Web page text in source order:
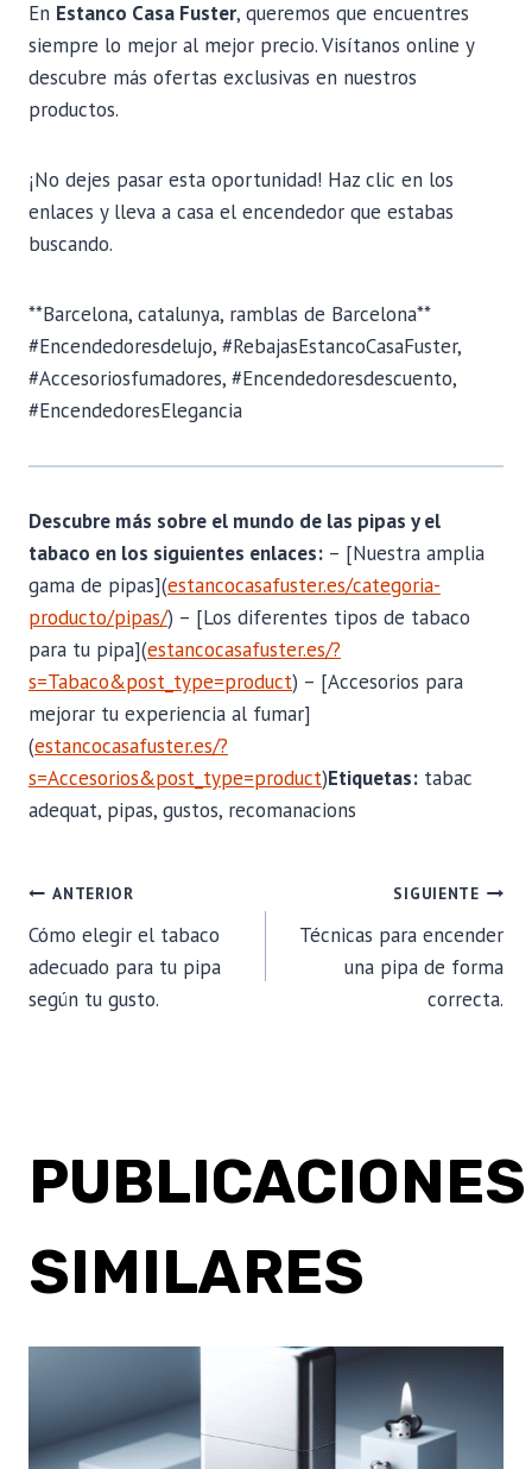
En Estanco Casa Fuster, queremos que encuentres
siempre lo mejor al mejor precio. Visítanos online y
descubre más ofertas exclusivas en nuestros
productos.
¡No dejes pasar esta oportunidad! Haz clic en los
enlaces y lleva a casa el encendedor que estabas
buscando.
**Barcelona, catalunya, ramblas de Barcelona**
#Encendedoresdelujo, #RebajasEstancoCasaFuster,
#Accesoriosfumadores, #Encendedoresdescuento,
#EncendedoresElegancia
Descubre más sobre el mundo de las pipas y el
tabaco en los siguientes enlaces: – [Nuestra amplia
gama de pipas](estancocasafuster.es/categoria-
producto/pipas/) – [Los diferentes tipos de tabaco
para tu pipa](estancocasafuster.es/?
s=Tabaco&post_type=product) – [Accesorios para
mejorar tu experiencia al fumar]
(estancocasafuster.es/?
s=Accesorios&post_type=product)Etiquetas: tabac
adequat, pipas, gustos, recomanacions
NAVEGACIÓN
DE
ENTRADAS
ANTERIOR
Cómo elegir el tabaco
adecuado para tu pipa
según tu gusto.
SIGUIENTE
Técnicas para encender
una pipa de forma
correcta.
PUBLICACIONES
SIMILARES